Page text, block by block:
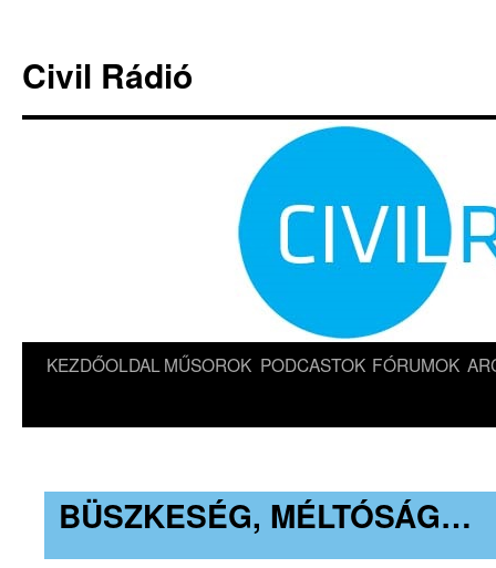
tartalomba
Civil Rádió
KEZDŐOLDAL MŰSOROK PODCASTOK FÓRUMOK
BÜSZKESÉG, MÉLTÓSÁG…